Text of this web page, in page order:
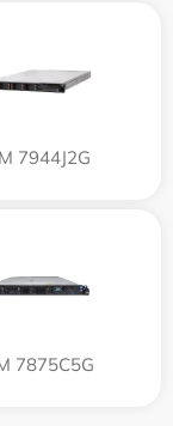
7944J2G
7875C5G